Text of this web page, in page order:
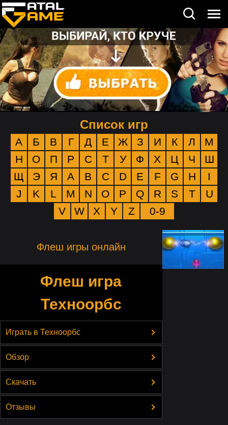
Список игр
А Б В Г Д Е Ж З И К Л
М
Н
О П Р С Т У Ф Х Ц Ч
Ш
Щ
Э Я A B C D E F G H
I
J
K L M N O P Q R S T
U
V
W X Y Z 0-9
Флеш игры онлайн
Флеш игра
Техноорбс
Играть в Техноорбс
Обзор
Скачать
Отзывы